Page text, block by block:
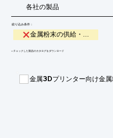
各社の製品
絞り込み条件：
金属粉末の供給・...
​▼チェックした製品のカタログをダウンロード
金属3Dプリンター向け金